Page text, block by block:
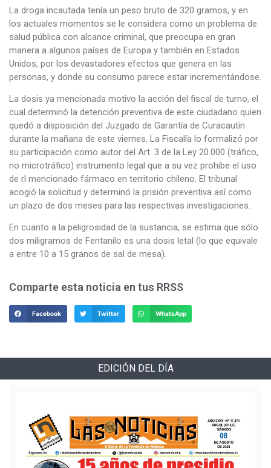
La droga incautada tenía un peso bruto de 320 gramos, y en
los actuales momentos se le considera como un problema de
salud pública con alcance criminal, que preocupa en gran
manera a algunos países de Europa y también en Estados
Unidos, por los devastadores efectos que genera en las
personas, y donde su consumo parece estar incrementándose.
La dosis ya mencionada motivo la acción del fiscal de turno, el
cual determinó la detención preventiva de este ciudadano quien
quedó a disposición del Juzgado de Garantía de Curacautín
durante la mañana de este viernes. La Fiscalía lo formalizó por
su participación como autor del Art. 3 de la Ley 20.000 (tráfico,
no microtráfico) instrumento legal que a su vez prohíbe el uso
de rl mencionado fármaco en territorio chileno. El tribunal
acogió la solicitud y determinó la prisión preventiva así como
un plazo de dos meses para las respectivas investigaciones.
En cuanto a la peligrosidad de la sustancia, se estima que sólo
dos miligramos de Fentanilo es una dosis letal (lo que equivale
a entre 10 a 15 granos de sal de mesa).
Comparte esta noticia en tus RRSS
Facebook Twitter WhatsApp
EDICIÓN DEL DÍA